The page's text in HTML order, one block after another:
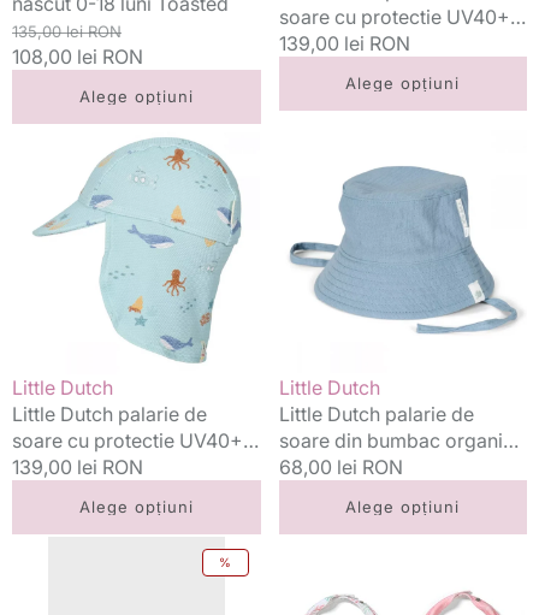
Preț
standard
135,00 lei RON
redus
108,00 lei RON
Alege opțiuni
Splash
soare cu protectie UV40+
0-48 luni Ocean Splash
Preț
139,00 lei RON
Alege opțiuni
soare
48
luni
Ocean
Friends
Vânzător:
Little Dutch
Little Dutch palarie de
soare cu protectie UV40+
0-48 luni Ocean Friends
Preț
139,00 lei RON
Alege opțiuni
soare
din
bumbac
6
luni
Stone
Blue
Vânzător:
Little Dutch
Little Dutch palarie de
soare din bumbac organic
0-6 luni Stone Blue
Preț
68,00 lei RON
Alege opțiuni
%
bavetica